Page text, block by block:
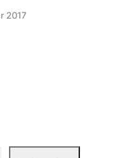
2017